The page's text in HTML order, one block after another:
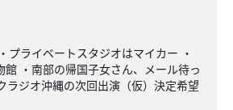
プライベートスタジオはマイカー ・
館 ・南部の帰国子女さん、メール待っ
ラジオ沖縄の次回出演（仮）決定希望